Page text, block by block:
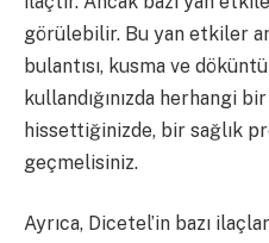
görülebilir. Bu yan etkiler
bulantısı, kusma ve
kullandığınızda herhangi
hissettiğinizde, bir sağlık
geçmelisiniz.
Ayrıca, Dicetel’in bazı